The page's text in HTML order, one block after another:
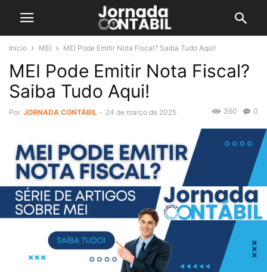
Início MEI MEI Pode Emitir Nota Fiscal? Saiba Tudo Aqui!
MEI Pode Emitir Nota Fiscal?
Saiba Tudo Aqui!
Por JORNADA CONTÁBIL - 24 de março de 2025 0
360